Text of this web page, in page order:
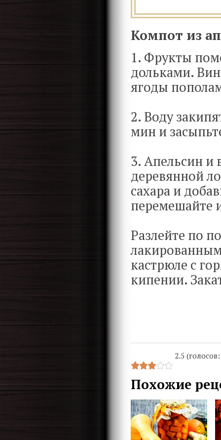
Компот из
1. Фрукты
дольками.
ягоды
2. Воду
мин и
3. Апельсин и
деревянной
сахара и
перемешайте
Разлейте по
кастрюле с
кипении.
2.5
Похожие